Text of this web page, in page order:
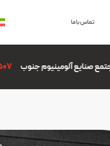
تماس با ما
6,306,507